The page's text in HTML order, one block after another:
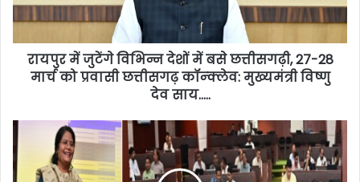
रायपुर में जुटेंगे विभिन्न देशों में बसे छत्तीसगढ़ी, 27-28
मार्च को प्रवासी छत्तीसगढ़ कॉन्क्लेव: मुख्यमंत्री विष्णु
देव साय…..